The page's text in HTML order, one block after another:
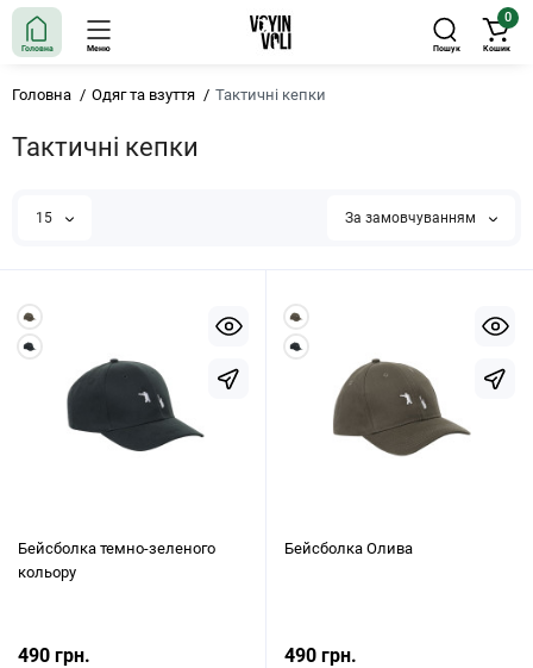
Головна Меню Пошук
0
Кошик
Головна Одяг та взуття Тактичні кепки
Тактичні кепки
15 За замовчуванням
Бейсболка темно-зеленого
кольору
490 грн.
Бейсболка Олива
490 грн.